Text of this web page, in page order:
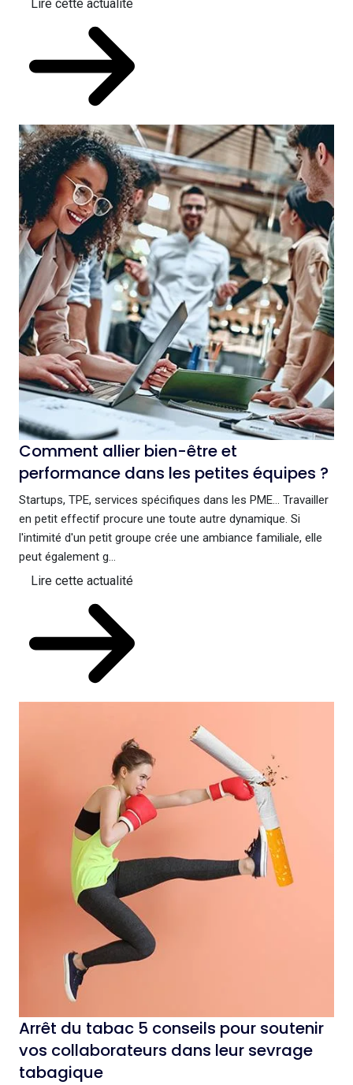
Lire cette actualité
Comment allier bien-être et
performance dans les petites équipes ?
Startups, TPE, services spécifiques dans les PME… Travailler
en petit effectif procure une toute autre dynamique. Si
l'intimité d'un petit groupe crée une ambiance familiale, elle
peut également g...
Lire cette actualité
Arrêt du tabac 5 conseils pour soutenir
vos collaborateurs dans leur sevrage
tabagique